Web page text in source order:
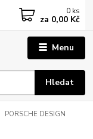
Menu
Hledat
0 ks
za 0,00 Kč
PORSCHE DESIGN